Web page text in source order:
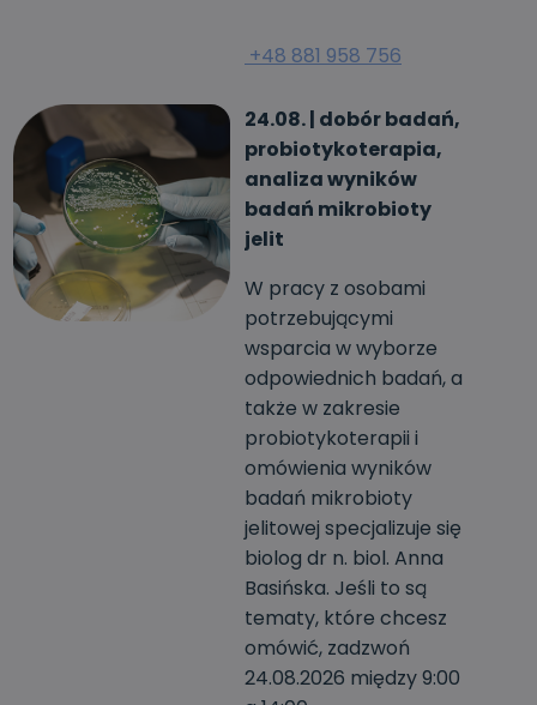
+48 881 958 756
24.08. | dobór badań,
probiotykoterapia,
analiza wyników
badań mikrobioty
jelit
W pracy z osobami
potrzebującymi
wsparcia w wyborze
odpowiednich badań, a
także w zakresie
probiotykoterapii i
omówienia wyników
badań mikrobioty
jelitowej specjalizuje się
biolog dr n. biol. Anna
Basińska. Jeśli to są
tematy, które chcesz
omówić, zadzwoń
24.08.2026 między 9:00